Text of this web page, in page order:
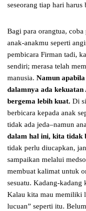
seseorang tiap hari harus
Bagi para orangtua,
anak-anakmu seperti
pembicara Firman tadi,
sendiri; merasa telah
manusia. Namun
dalamnya ada
bergema lebih kuat. Di
berbicara kepada anak
tidak ada jeda–namun
dalam hal ini, kita tidak
tidak perlu diucapkan,
sampaikan melalui
membuat kalimat untuk
sesuatu. Kadang-
Kalau kita mau memiliki
lucuan” seperti itu.